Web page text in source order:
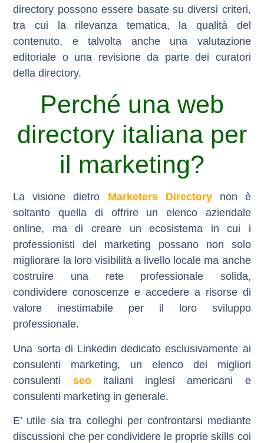
directory possono essere basate su diversi criteri,
tra cui la rilevanza tematica, la qualità del
contenuto, e talvolta anche una valutazione
editoriale o una revisione da parte dei curatori
della directory.
Perché una web
directory italiana per
il marketing?
La visione dietro Marketers Directorynon è
soltanto quella di offrire un elenco aziendale
online, ma di creare un ecosistema in cui i
professionisti del marketing possano non solo
migliorare la loro visibilità a livello locale ma anche
costruire una rete professionale solida,
condividere conoscenze e accedere a risorse di
valore inestimabile per il loro sviluppo
professionale.
Una sorta di Linkedin dedicato esclusivamente ai
consulenti marketing, un elenco dei migliori
consulenti seoitaliani inglesi americani e
consulenti marketing in generale.
E’ utile sia tra colleghi per confrontarsi mediante
discussioni che per condividere le proprie skills coi